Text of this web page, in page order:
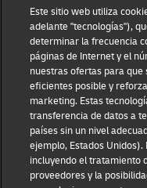
Franklin Park
10451
DHL Group
Fraud Awareness
Terms of Use
Dispute Resolution
Este sitio web utiliza
adelante "tecnologías"),
determinar la frecuencia
páginas de Internet y el
nuestras ofertas para que
eficientes posible y
marketing. Estas
transferencia de datos a
países sin un nivel
ejemplo, Estados
incluyendo el tratamiento
proveedores y la